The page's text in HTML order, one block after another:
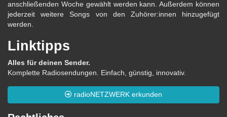
anschließenden Woche gewählt werden kann. Außerdem können
jederzeit weitere Songs von den Zuhörer:innen hinzugefügt
werden.
Linktipps
Alles für deinen Sender.
Komplette Radiosendungen. Einfach, günstig, innovativ.
radioNETZWERK erkunden